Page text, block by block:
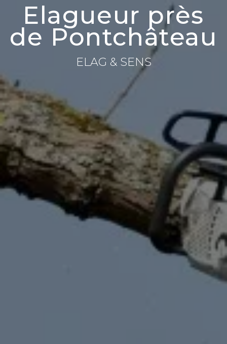
Elagueur près
de Pontchâteau
ELAG & SENS